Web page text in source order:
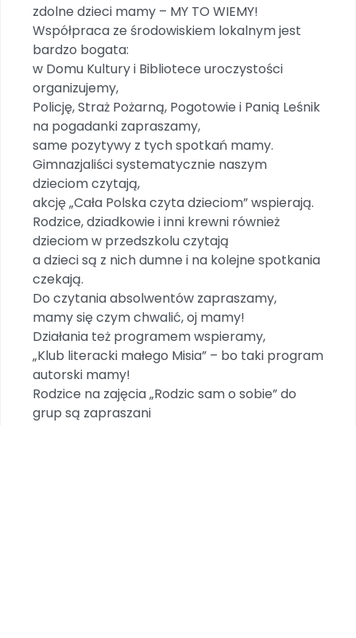
zdolne dzieci mamy – MY TO WIEMY!
Współpraca ze środowiskiem lokalnym jest
bardzo bogata:
w Domu Kultury i Bibliotece uroczystości
organizujemy,
Policję, Straż Pożarną, Pogotowie i Panią Leśnik
na pogadanki zapraszamy,
same pozytywy z tych spotkań mamy.
Gimnazjaliści systematycznie naszym
dzieciom czytają,
akcję „Cała Polska czyta dzieciom” wspierają.
Rodzice, dziadkowie i inni krewni również
dzieciom w przedszkolu czytają
a dzieci są z nich dumne i na kolejne spotkania
czekają.
Do czytania absolwentów zapraszamy,
mamy się czym chwalić, oj mamy!
Działania też programem wspieramy,
„Klub literacki małego Misia” – bo taki program
autorski mamy!
Rodzice na zajęcia „Rodzic sam o sobie” do
grup są zapraszani